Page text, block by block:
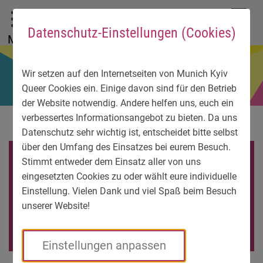
Datenschutz-Einstellungen (Cookies)
Wir setzen auf den Internetseiten von Munich Kyiv
Queer Cookies ein. Einige davon sind für den Betrieb
der Website notwendig. Andere helfen uns, euch ein
verbessertes Informationsangebot zu bieten. Da uns
Datenschutz sehr wichtig ist, entscheidet bitte selbst
über den Umfang des Einsatzes bei eurem Besuch.
Stimmt entweder dem Einsatz aller von uns
eingesetzten Cookies zu oder wählt eure individuelle
Einstellung. Vielen Dank und viel Spaß beim Besuch
unserer Website!
Einstellungen anpassen
До головного меню
Zum Sprachmenü
Zur Suche
Перейти до вмісту
Zu den Service-Informationen
Menü
ЗАХИСТ
ПЕРСОНАЛЬНИХ
ДАНИХ